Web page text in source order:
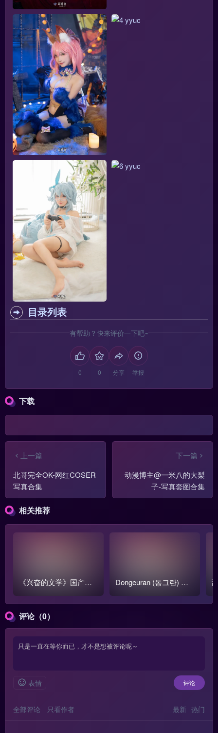
目录列表
有帮助？快来评价一下吧~
分享 举报
下载
上一篇
北哥完全OK-网红COSER
写真合集
下一篇
动漫博主@一米八的大梨
子-写真套图合集
相关推荐
《兴奋的文学》国产跳
蛋阅读1-3季全集【含番
外篇】
Dongeuran (동그란) 写
真COS作品原图合集
评论（0）
表情 评论
全部评论 只看作者 最新 热门